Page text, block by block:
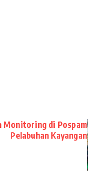
Monitoring di Pospam
Pelabuhan Kayangan